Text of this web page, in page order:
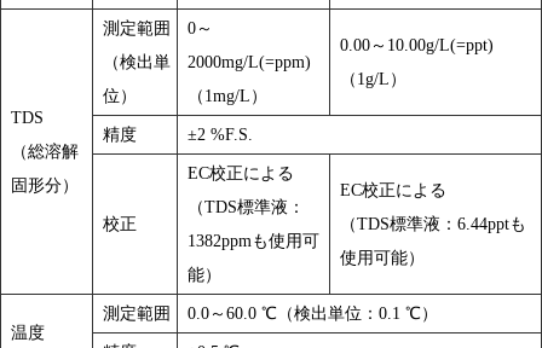
TDS
（総溶解
固形分）
測定範囲
（検出単
位）
0～
2000mg/L(=ppm)
（1mg/L）
0.00～10.00g/L(=ppt)
（1g/L）
精度 ±2 %F.S.
校正
EC校正による
（TDS標準液：
1382ppmも使用可
能）
EC校正による
（TDS標準液：6.44pptも
使用可能）
温度
測定範囲 0.0～60.0 ℃（検出単位：0.1 ℃）